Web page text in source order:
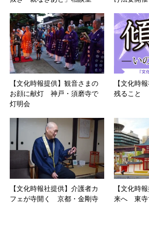
【文化時報提供】観音さまの
お顔に献灯 神戸・須磨寺で
灯明会
【文化時
残ること
【文化時報社提供】介護者カ
フェが寺開く 京都・金剛寺
【文化時
来へ 東寺